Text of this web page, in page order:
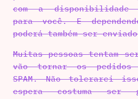
com a
para você. E
poderá também ser
Muitas pessoas tentam
vão tornar os pedidos
SPAM. Não tolerarei
espera costuma ser